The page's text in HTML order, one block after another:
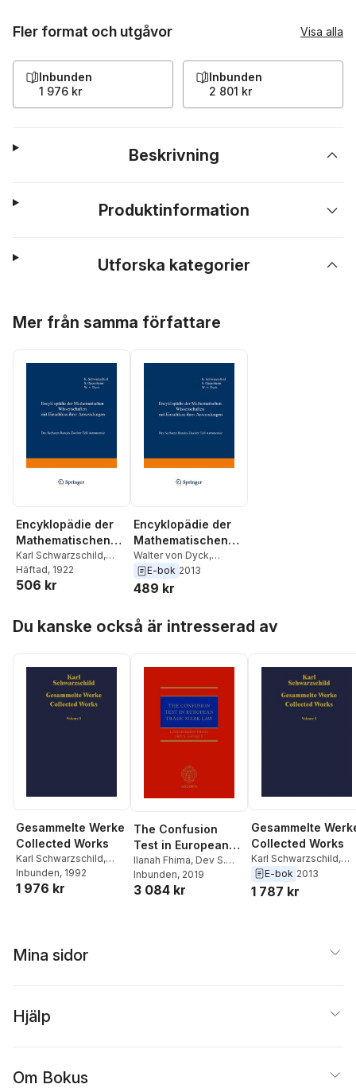
Fler format och utgåvor Visa alla
Inbunden
1 976 kr
Inbunden
2 801 kr
Beskrivning
Produktinformation
Utforska kategorier
Mer från samma författare
Encyklopädie der
Mathematischen
Wissenschaften mit
Einschluss ihrer
Anwendungen
Karl Schwarzschild,
Samuel Oppenheim
Walter von Dyck
Häftad, 1922
506 kr
Encyklopädie der
Mathematischen
Wissenschaften mit
Einschluss ihrer
Anwendungen
Walter von Dyck,
Samuel Oppenheim
Karl Schwarzschild
E-bok 2013
489 kr
Du kanske också är intresserad av
Gesammelte Werke
Collected Works
Karl Schwarzschild,
Hans-Heinrich Voigt
Inbunden, 1992
1 976 kr
The Confusion
Test in European
Trade Mark Law
Ilanah Fhima, Dev S.
Gangjee
Inbunden, 2019
3 084 kr
Gesammelte
Collected Works
Karl Schwarzschild,
Hans-Heinrich Voigt
E-bok 2013
1 787 kr
Mina sidor
Hjälp
Om Bokus